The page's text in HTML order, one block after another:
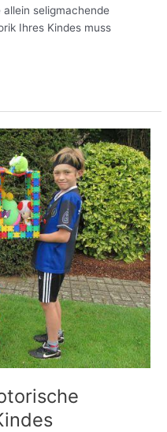
seligmachende
Ihres Kindes muss